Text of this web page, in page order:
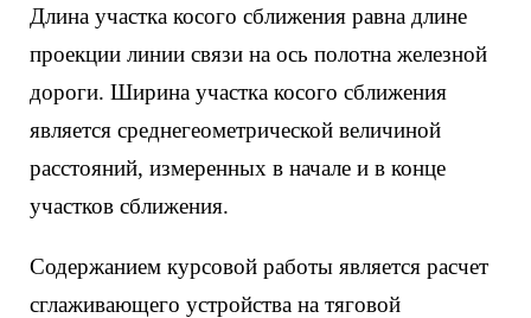
Длина участка косого сближения равна длине
проекции линии связи на ось полотна железной
дороги. Ширина участка косого сближения
является среднегеометрической величиной
расстояний, измеренных в начале и в конце
участков сближения.
Содержанием курсовой работы является расчет
сглаживающего устройства на тяговой